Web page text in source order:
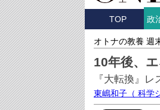
TOP 政
オトナの教養 週
10年後、
『大転換』
東嶋和子 （ 科学